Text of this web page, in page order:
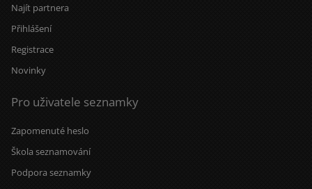
Najít partnera
Přihlášení
Registrace
Novinky
Pro uživatele seznamky
Zapomenuté heslo
Škola seznamování
Podpora seznamky